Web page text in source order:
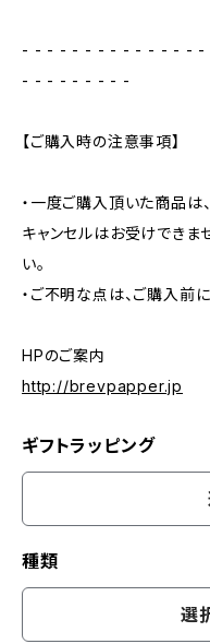
- - - - - - - - - - - - - -
- - - - - - - - -
【ご購入時の注意事項】
・一度ご購入頂いた商品は
キャンセルはお受けできま
い。
・ご不明な点は、ご購入前
HPのご案内
http://brevpapper.jp
ギフトラッピング
種類
選